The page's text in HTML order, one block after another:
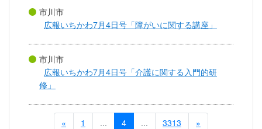
市川市
広報いちかわ7月4日号「障がいに関する講座」
市川市
広報いちかわ7月4日号「介護に関する入門的研
修」
« 1 ... 4 ... 3313 »